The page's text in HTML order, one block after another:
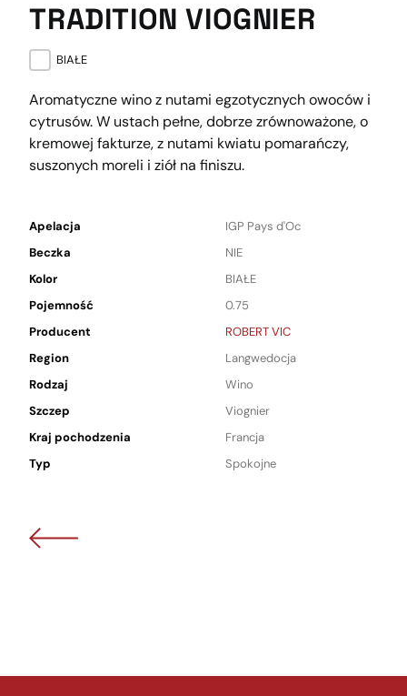
TRADITION VIOGNIER
BIAŁE
Aromatyczne wino z nutami egzotycznych owoców i
cytrusów. W ustach pełne, dobrze zrównoważone, o
kremowej fakturze, z nutami kwiatu pomarańczy,
suszonych moreli i ziół na finiszu.
Apelacja
IGP Pays d'Oc
Beczka
NIE
Kolor
BIAŁE
Pojemność
0.75
Producent
ROBERT VIC
Region
Langwedocja
Rodzaj
Wino
Szczep
Viognier
Kraj pochodzenia
Francja
Typ
Spokojne